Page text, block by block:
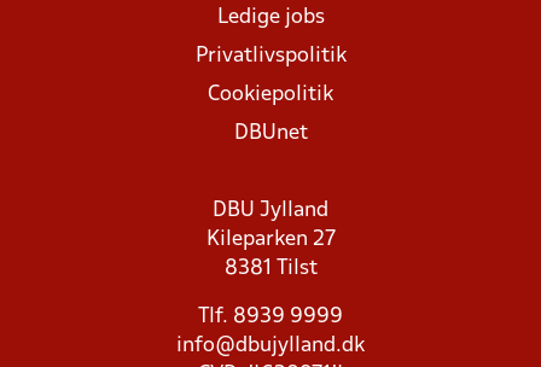
Ledige jobs
Privatlivspolitik
Cookiepolitik
DBUnet
DBU Jylland
Kileparken 27
8381 Tilst
Tlf. 8939 9999
info@dbujylland.dk